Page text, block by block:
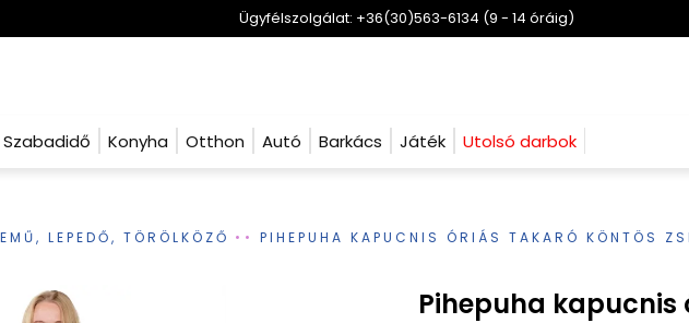
Ügyfélszolgálat: +36(30)563-6134 (9 - 14 óráig)
Szabadidő Konyha Otthon Autó Barkács Játék Utolsó darbok
LEPEDŐ, TÖRÖLKÖZŐ PIHEPUHA KAPUCNIS ÓRIÁS TAKARÓ KÖNTÖS
Pihepuha